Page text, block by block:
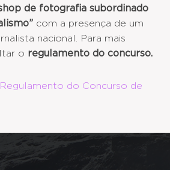
de fotografia subordinado
com a presença de um
nacional. Para mais
o regulamento do concurso.
do Concurso de